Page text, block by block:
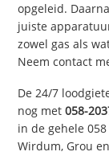
opgeleid.
juiste
zowel gas als
Neem contact
De 24/7
nog met058-
in de gehele
Wirdum, Grou